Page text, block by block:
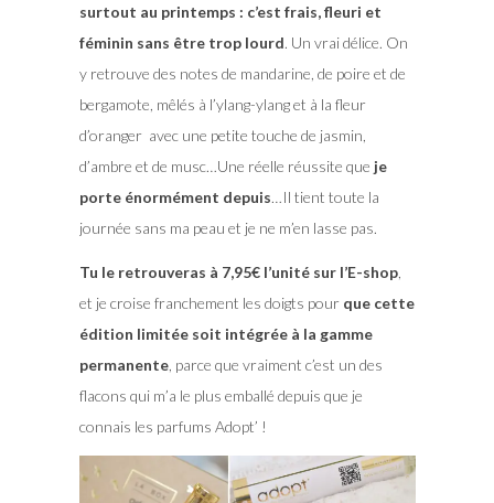
surtout au printemps : c’est frais, fleuri et
féminin sans être trop lourd. Un vrai délice. On
y retrouve des notes de mandarine, de poire et de
bergamote, mêlés à l’ylang-ylang et à la fleur
d’oranger avec une petite touche de jasmin,
d’ambre et de musc…Une réelle réussite que je
porte énormément depuis…Il tient toute la
journée sans ma peau et je ne m’en lasse pas.
Tu le retrouveras à 7,95€ l’unité sur l’E-shop,
et je croise franchement les doigts pour que cette
édition limitée soit intégrée à la gamme
permanente, parce que vraiment c’est un des
flacons qui m’a le plus emballé depuis que je
connais les parfums Adopt’ !